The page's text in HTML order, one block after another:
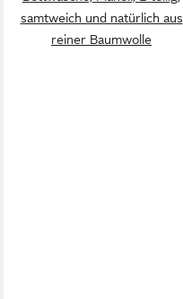
samtweich und natürlich aus
reiner Baumwolle